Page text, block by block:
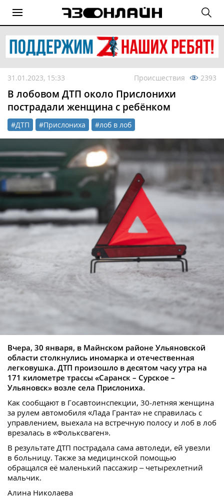
31.01.2023, 15:33 Происшествия 2393
В лобовом ДТП около Прислонихи
пострадали женщина с ребёнком
#ДТП #Прислониха #лоб в лоб
Вчера, 30 января, в Майнском районе Ульяновской
области столкнулись иномарка и отечественная
легковушка. ДТП произошло в десятом часу утра на
171 километре трассы «Саранск – Сурское –
Ульяновск» возле села Прислониха.
Как сообщают в Госавтоинспекции, 30-летняя женщина
за рулем автомобиля «Лада Гранта» не справилась с
управлением, выехала на встречную полосу и лоб в лоб
врезалась в «Фольксваген».
В результате ДТП пострадала сама автоледи, ей увезли
в больницу. Также за медицинской помощью
обращался её маленький пассажир – четырехлетний
мальчик.
Алина Николаева